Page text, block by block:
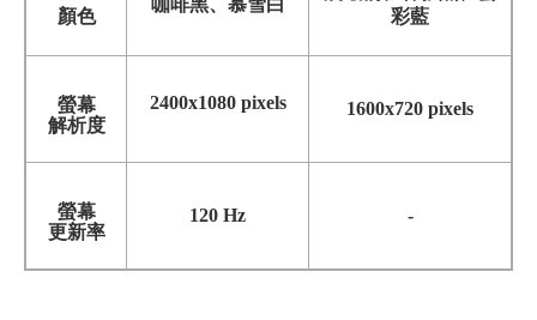
顏色
彩藍
螢幕
解析度
2400x1080 pixels 1600x720 pixels
螢幕
更新率
120 Hz -